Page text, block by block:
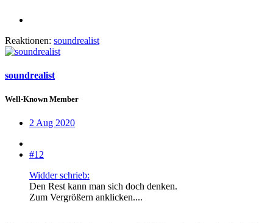
Reaktionen: soundrealist
soundrealist
Well-Known Member
2 Aug 2020
#12
Widder schrieb:
Den Rest kann man sich doch denken.
Zum Vergrößern anklicken....